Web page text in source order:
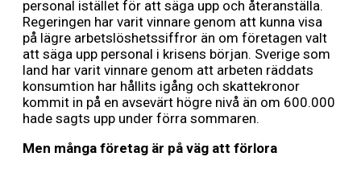
personal istället för att säga upp och återanställa.
Regeringen har varit vinnare genom att kunna visa
på lägre arbetslöshetssiffror än om företagen valt
att säga upp personal i krisens början. Sverige som
land har varit vinnare genom att arbeten räddats
konsumtion har hållits igång och skattekronor
kommit in på en avsevärt högre nivå än om 600.000
hade sagts upp under förra sommaren.
Men många företag är på väg att förlora